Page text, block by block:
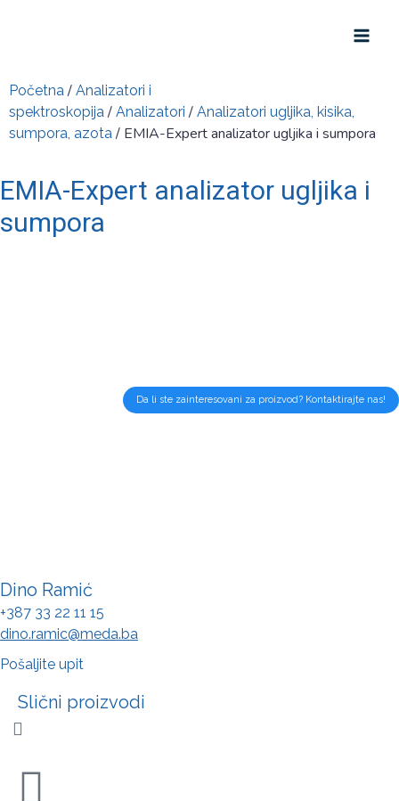
Početna / Analizatori i
spektroskopija / Analizatori / Analizatori ugljika, kisika,
sumpora, azota / EMIA-Expert analizator ugljika i sumpora
EMIA-Expert analizator ugljika i
sumpora
Dino Ramić
+387 33 22 11 15
dino.ramic@meda.ba
Pošaljite upit
Da li ste zainteresovani za proizvod? Kontaktirajte nas!
Slični proizvodi